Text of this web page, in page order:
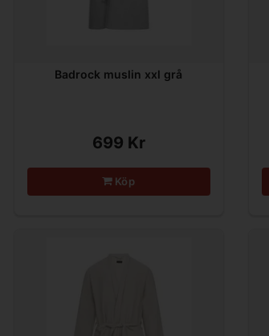
Badrock muslin xxl grå
699 Kr
Köp